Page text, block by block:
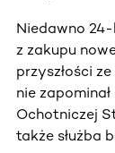
Niedawno 24-
z zakupu
przyszłości
nie
Ochotniczej
także służba